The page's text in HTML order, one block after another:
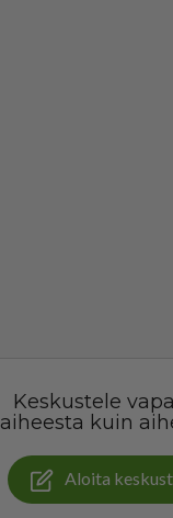
Keskustele
aiheesta kuin
Aloita